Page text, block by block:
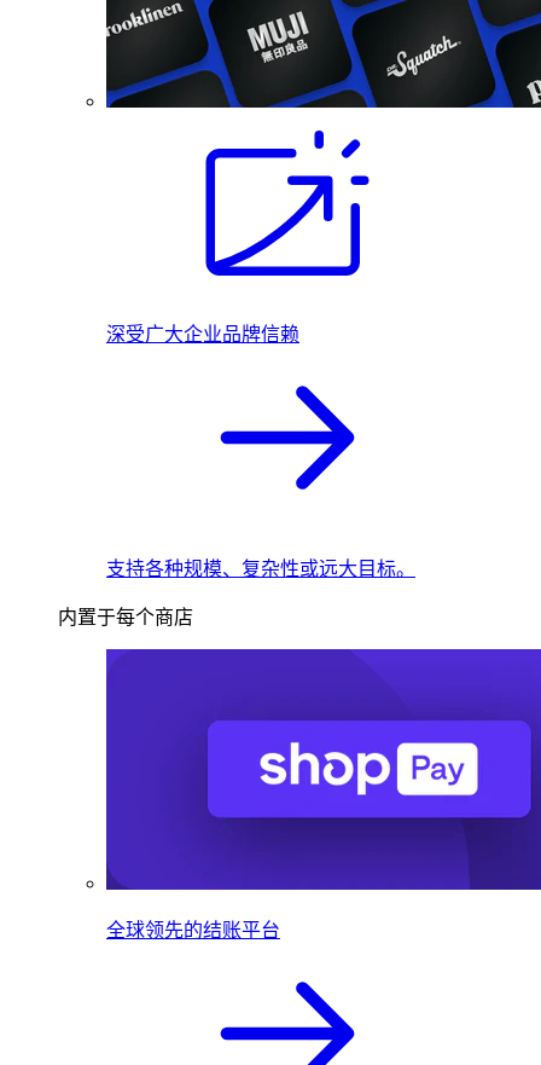
深受广大企业品牌信赖
支持各种规模、复杂性或远大目标。
内置于每个商店
全球领先的结账平台